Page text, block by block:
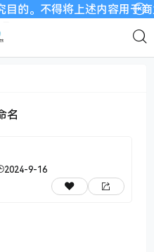
。不得将上述内容用于
名
2024-9-16